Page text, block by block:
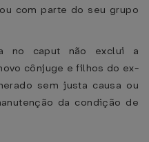
com parte do seu grupo
no caput não exclui a
cônjuge e filhos do ex-
sem justa causa ou
da condição de